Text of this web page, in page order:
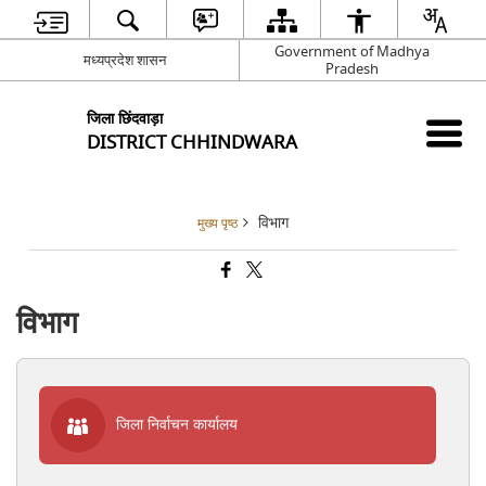
मध्यप्रदेश शासन
Government of Madhya
Pradesh
जिला छिंदवाड़ा
DISTRICT CHHINDWARA
मुख्य पृष्ठ विभाग
विभाग
जिला निर्वाचन कार्यालय